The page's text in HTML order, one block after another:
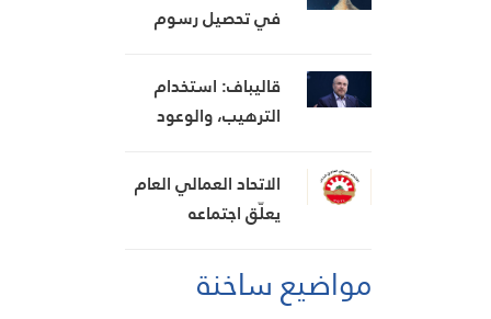
ويعتبر أنها تضعف
موقفه في
في تحصيل رسوم
السفن
قاليباف: استخدام
الترهيب، والوعود
الكاذبة كأوراق ضغط
هي استراتيجية
فاشلة
الاتحاد العمالي العام
يعلّق اجتماعه
اجتماع السراي
الحكومي
مواضيع ساخنة